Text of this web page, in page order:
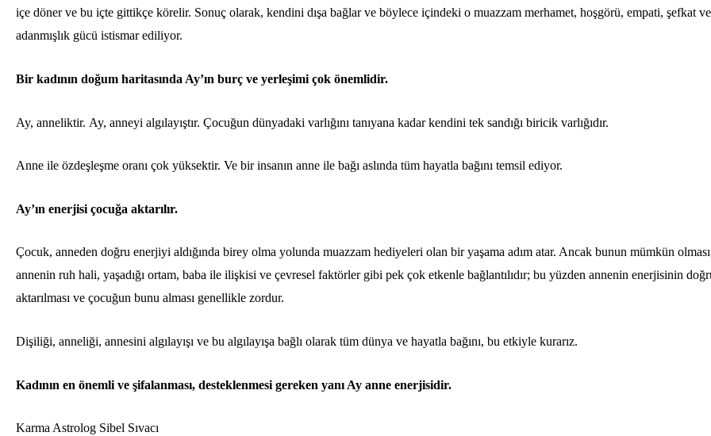
içe döner ve bu içte gittikçe körelir. Sonuç olarak, kendini dışa bağlar ve böylece içindeki o muazzam merhamet, hoşgörü, empati, şefkat ve
adanmışlık gücü istismar ediliyor.
Bir kadının doğum haritasında Ay’ın burç ve yerleşimi çok önemlidir.
Ay, anneliktir. Ay, anneyi algılayıştır. Çocuğun dünyadaki varlığını tanıyana kadar kendini tek sandığı biricik varlığıdır.
Anne ile özdeşleşme oranı çok yüksektir. Ve bir insanın anne ile bağı aslında tüm hayatla bağını temsil ediyor.
Ay’ın enerjisi çocuğa aktarılır.
Çocuk, anneden doğru enerjiyi aldığında birey olma yolunda muazzam hediyeleri olan bir yaşama adım atar. Ancak bunun mümkün
annenin ruh hali, yaşadığı ortam, baba ile ilişkisi ve çevresel faktörler gibi pek çok etkenle bağlantılıdır; bu yüzden annenin enerjisinin
aktarılması ve çocuğun bunu alması genellikle zordur.
Dişiliği, anneliği, annesini algılayışı ve bu algılayışa bağlı olarak tüm dünya ve hayatla bağını, bu etkiyle kurarız.
Kadının en önemli ve şifalanması, desteklenmesi gereken yanı Ay anne enerjisidir.
Karma Astrolog Sibel Sıvacı